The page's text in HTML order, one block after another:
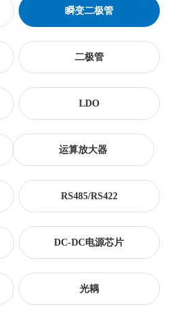
瞬变二极管
二极管
LDO
运算放大器
RS485/RS422
DC-DC电源芯片
光耦